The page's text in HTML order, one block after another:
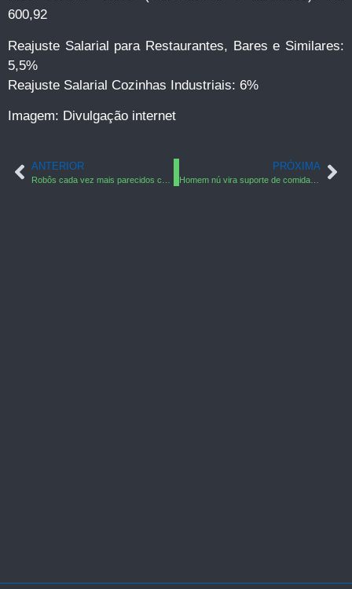
600,92
Reajuste Salarial para Restaurantes, Bares e Similares:
5,5%
Reajuste Salarial Cozinhas Industriais: 6%
Imagem: Divulgação internet
ANTERIOR PRÓXIMA
Homem nú vira suporte de comida japonesa.